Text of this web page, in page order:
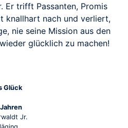
Er trifft Passanten, Promis
knallhart nach und verliert,
nie seine Mission aus den
glücklich zu machen!
Glück
Jr.